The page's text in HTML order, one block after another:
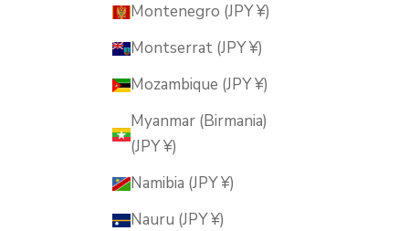
Montenegro (JPY ¥)
Montserrat (JPY ¥)
Mozambique (JPY ¥)
Myanmar (Birmania)
(JPY ¥)
Namibia (JPY ¥)
Nauru (JPY ¥)